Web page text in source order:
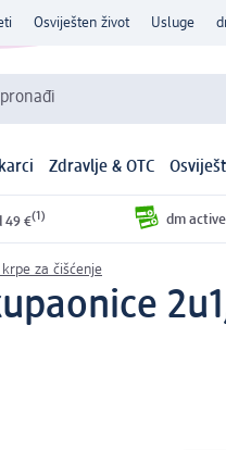
Osviješten život Usluge
Zdravlje & OTC
49 €(1) dm
krpe za čišćenje